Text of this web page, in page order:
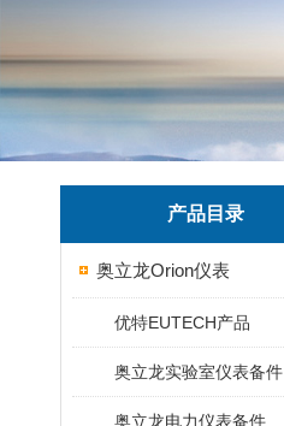
产品目录
奥立龙Orion仪表
优特EUTECH产品
奥立龙实验室仪表备件
奥立龙电力仪表备件